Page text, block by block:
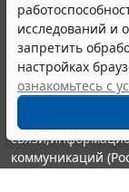
исследований и
запретить
настройках
ознакомьтесь с
© ООО "НПП
выпускается с
являются
информации
Портал ГАРАНТ.РУ
издания
коммуникаций